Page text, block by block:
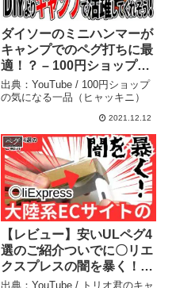
ダイソーのミニハンマーが
キャンプでのペグ打ちに最
適！？ – 100円ショップの
気になる一品（ヒャッキ
ニ）
出典：YouTube / 100円ショップ
の気になる一品（ヒャッキニ）
2021.12.12
ペグ
【レビュー】安いULペグ4
選のご紹介ついでに〇リエ
クスプレスの闇を暴く！そ
のつもりが・・・#キャン
出典：YouTube / トリオ君のキャ